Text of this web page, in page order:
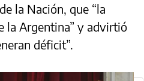
la Nación, que “la
la Argentina” y advirtió
déficit”.